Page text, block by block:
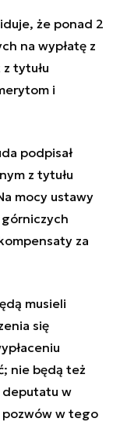
że ponad 2
na wypłatę z
tytułu
i
podpisał
z tytułu
mocy ustawy
za
musieli
się
nie będą też
deputatu w
pozwów w tego